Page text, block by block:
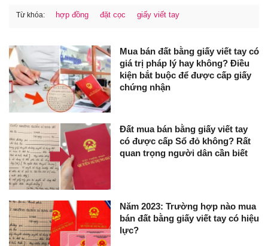
Từ khóa: hợp đồng đặt cọc giấy viết tay
Mua bán đất bằng giấy viết tay có
giá trị pháp lý hay không? Điều
kiện bắt buộc để được cấp giấy
chứng nhận
Đất mua bán bằng giấy viết tay
có được cấp Sổ đỏ không? Rất
quan trọng người dân cần biết
Năm 2023: Trường hợp nào mua
bán đất bằng giấy viết tay có hiệu
lực?